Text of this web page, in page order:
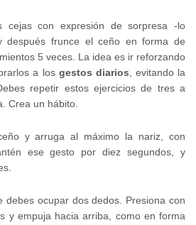
cejas con expresión de sorpresa -lo
después frunce el ceño en forma de
5 veces. La idea es ir reforzando
a los gestos diarios , evitando la
repetir estos ejercicios de tres a
Crea un hábito.
y arruga al máximo la nariz, con
ese gesto por diez segundos, y
debes ocupar dos dedos. Presiona con
y empuja hacia arriba, como en forma